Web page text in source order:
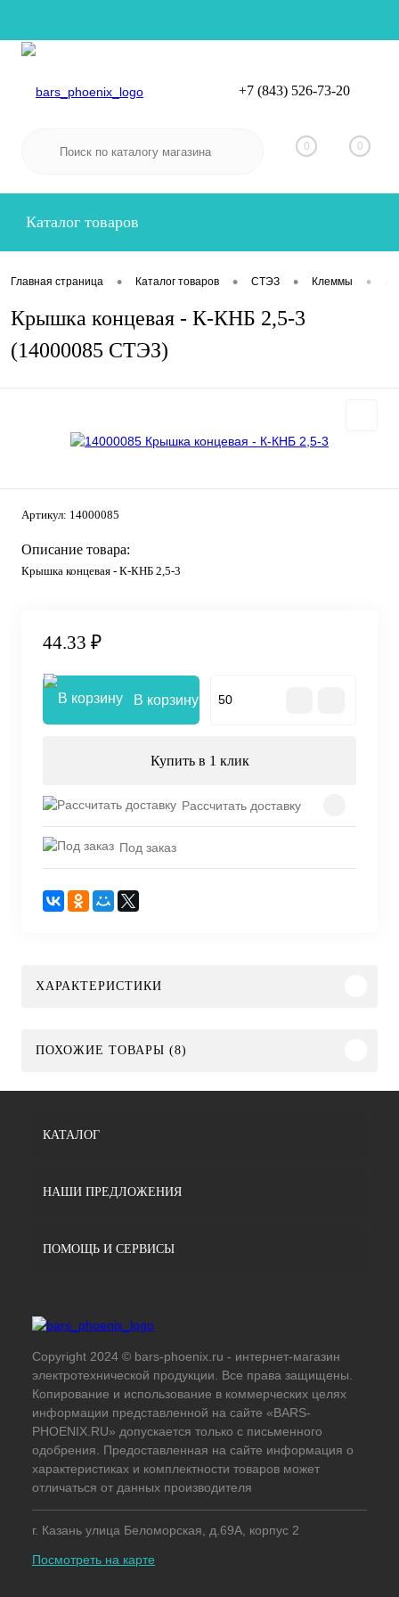
Вход
+7 (843) 526-73-20
0 0
Каталог товаров
Главная страница • Каталог товаров • СТЭЗ • Клеммы •
Крышка концевая - К-КНБ 2,5-3
(14000085 СТЭЗ)
Артикул: 14000085
Описание товара:
Крышка концевая - К-КНБ 2,5-3
44.33 ₽
В корзину
Купить в 1 клик
Рассчитать доставку
Под заказ
ХАРАКТЕРИСТИКИ
ПОХОЖИЕ ТОВАРЫ (8)
КАТАЛОГ
НАШИ ПРЕДЛОЖЕНИЯ
ПОМОЩЬ И СЕРВИСЫ
Copyright 2024 © bars-phoenix.ru - интернет-магазин
электротехнической продукции. Все права защищены.
Копирование и использование в коммерческих целях
информации представленной на сайте «BARS-
PHOENIX.RU» допускается только с письменного
одобрения. Предоставленная на сайте информация о
характеристиках и комплектности товаров может
отличаться от данных производителя
г. Казань улица Беломорская, д.69А, корпус 2
Посмотреть на карте